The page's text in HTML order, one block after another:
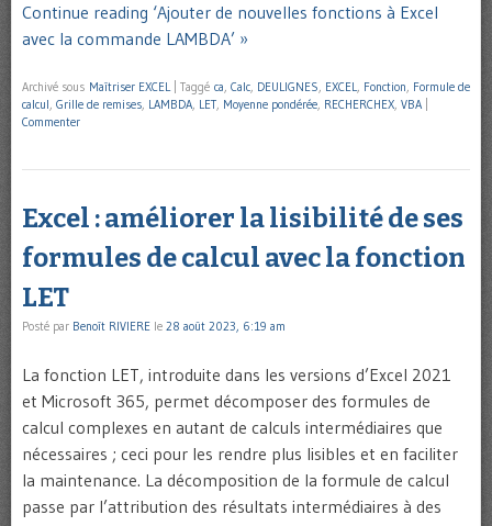
Continue reading ‘Ajouter de nouvelles fonctions à Excel
avec la commande LAMBDA’ »
Archivé sous Maîtriser EXCEL Taggé ca, Calc, DEULIGNES, EXCEL, Fonction, Formule de
calcul, Grille de remises, LAMBDA, LET, Moyenne pondérée, RECHERCHEX, VBA
Commenter
Excel : améliorer la lisibilité de ses
formules de calcul avec la fonction
LET
Posté par Benoît RIVIERE le 28 août 2023, 6:19 am
La fonction LET, introduite dans les versions d’Excel 2021
et Microsoft 365, permet décomposer des formules de
calcul complexes en autant de calculs intermédiaires que
nécessaires ; ceci pour les rendre plus lisibles et en faciliter
la maintenance. La décomposition de la formule de calcul
passe par l’attribution des résultats intermédiaires à des